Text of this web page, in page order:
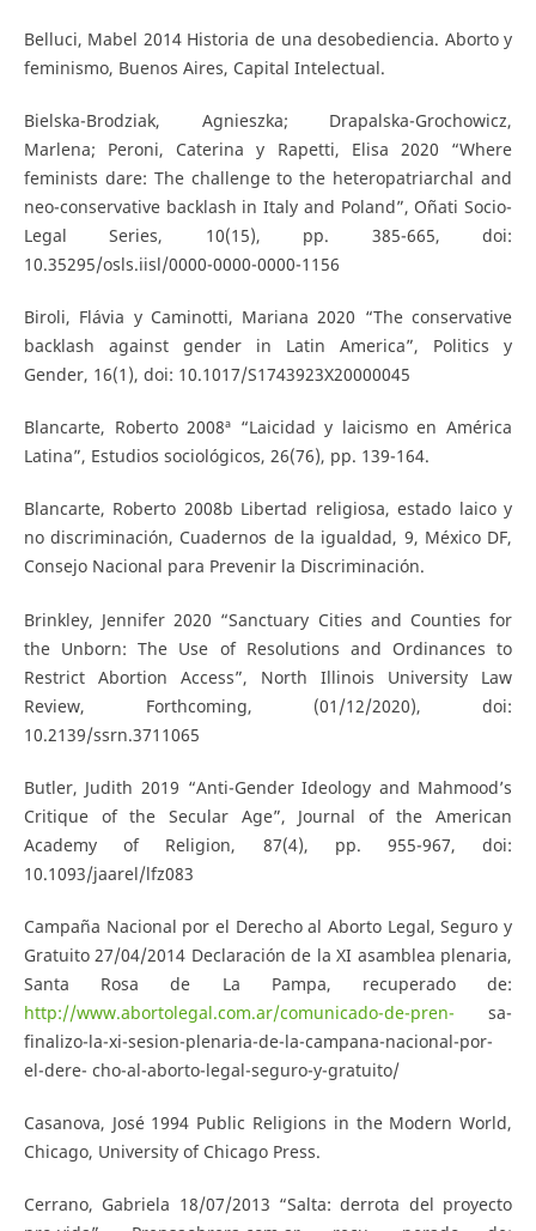
Belluci, Mabel 2014 Historia de una desobediencia. Aborto y
feminismo, Buenos Aires, Capital Intelectual.
Bielska-Brodziak, Agnieszka; Drapalska-Grochowicz,
Marlena; Peroni, Caterina y Rapetti, Elisa 2020 “Where
feminists dare: The challenge to the heteropatriarchal and
neo-conservative backlash in Italy and Poland”, Oñati Socio-
Legal Series, 10(15), pp. 385-665, doi:
10.35295/osls.iisl/0000-0000-0000-1156
Biroli, Flávia y Caminotti, Mariana 2020 “The conservative
backlash against gender in Latin America”, Politics y
Gender, 16(1), doi: 10.1017/S1743923X20000045
Blancarte, Roberto 2008ª “Laicidad y laicismo en América
Latina”, Estudios sociológicos, 26(76), pp. 139-164.
Blancarte, Roberto 2008b Libertad religiosa, estado laico y
no discriminación, Cuadernos de la igualdad, 9, México DF,
Consejo Nacional para Prevenir la Discriminación.
Brinkley, Jennifer 2020 “Sanctuary Cities and Counties for
the Unborn: The Use of Resolutions and Ordinances to
Restrict Abortion Access”, North Illinois University Law
Review, Forthcoming, (01/12/2020), doi:
10.2139/ssrn.3711065
Butler, Judith 2019 “Anti-Gender Ideology and Mahmood’s
Critique of the Secular Age”, Journal of the American
Academy of Religion, 87(4), pp. 955-967, doi:
10.1093/jaarel/lfz083
Campaña Nacional por el Derecho al Aborto Legal, Seguro y
Gratuito 27/04/2014 Declaración de la XI asamblea plenaria,
Santa Rosa de La Pampa, recuperado de:
http://www.abortolegal.com.ar/comunicado-de-pren- sa-
finalizo-la-xi-sesion-plenaria-de-la-campana-nacional-por-
el-dere- cho-al-aborto-legal-seguro-y-gratuito/
Casanova, José 1994 Public Religions in the Modern World,
Chicago, University of Chicago Press.
Cerrano, Gabriela 18/07/2013 “Salta: derrota del proyecto